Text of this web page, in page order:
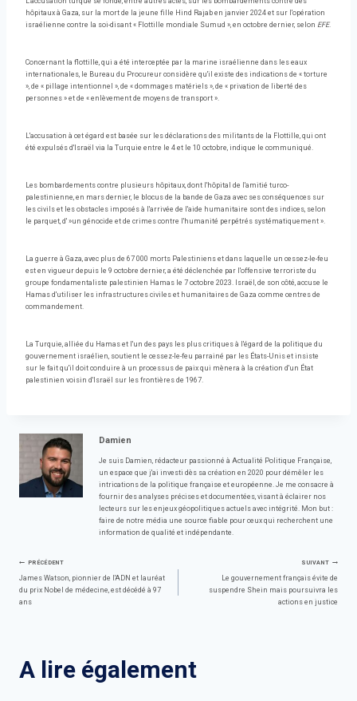
hôpitaux à Gaza, sur la mort de la jeune fille Hind Rajab en janvier 2024 et sur l'opération
israélienne contre la soi-disant « Flottille mondiale Sumud », en octobre dernier, selon EFE.
Concernant la flottille, qui a été interceptée par la marine israélienne dans les eaux
internationales, le Bureau du Procureur considère qu'il existe des indications de « torture
», de « pillage intentionnel », de « dommages matériels », de « privation de liberté des
personnes » et de « enlèvement de moyens de transport ».
L'accusation à cet égard est basée sur les déclarations des militants de la Flottille, qui ont
été expulsés d'Israël via la Turquie entre le 4 et le 10 octobre, indique le communiqué.
Les bombardements contre plusieurs hôpitaux, dont l'hôpital de l'amitié turco-
palestinienne, en mars dernier, le blocus de la bande de Gaza avec ses conséquences sur
les civils et les obstacles imposés à l'arrivée de l'aide humanitaire sont des indices, selon
le parquet, d' »un génocide et de crimes contre l'humanité perpétrés systématiquement ».
La guerre à Gaza, avec plus de 67 000 morts Palestiniens et dans laquelle un cessez-le-feu
est en vigueur depuis le 9 octobre dernier, a été déclenchée par l'offensive terroriste du
groupe fondamentaliste palestinien Hamas le 7 octobre 2023. Israël, de son côté, accuse le
Hamas d'utiliser les infrastructures civiles et humanitaires de Gaza comme centres de
commandement.
La Turquie, alliée du Hamas et l'un des pays les plus critiques à l'égard de la politique du
gouvernement israélien, soutient le cessez-le-feu parrainé par les États-Unis et insiste
sur le fait qu'il doit conduire à un processus de paix qui mènera à la création d'un État
palestinien voisin d'Israël sur les frontières de 1967.
Damien
Je suis Damien, rédacteur passionné à Actualité Politique Française,
un espace que j'ai investi dès sa création en 2020 pour démêler les
intrications de la politique française et européenne. Je me consacre à
fournir des analyses précises et documentées, visant à éclairer nos
lecteurs sur les enjeux géopolitiques actuels avec intégrité. Mon but :
faire de notre média une source fiable pour ceux qui recherchent une
information de qualité et indépendante.
Navigation
de
PRÉCÉDENT
James Watson, pionnier de l'ADN et lauréat
du prix Nobel de médecine, est décédé à 97
ans
SUIVANT
Le gouvernement français évite de
suspendre Shein mais poursuivra les
actions en justice
A lire également